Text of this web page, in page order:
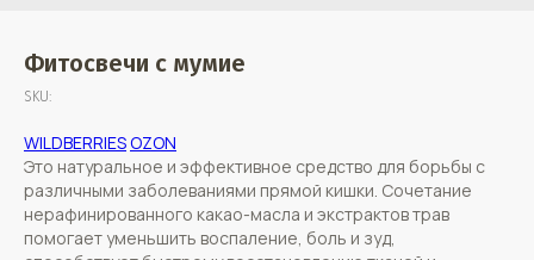
Фитосвечи с мумие
SKU:
WILDBERRIESOZON
Это натуральное и эффективное средство для борьбы с
различными заболеваниями прямой кишки. Сочетание
нерафинированного какао-масла и экстрактов трав
помогает уменьшить воспаление, боль и зуд,